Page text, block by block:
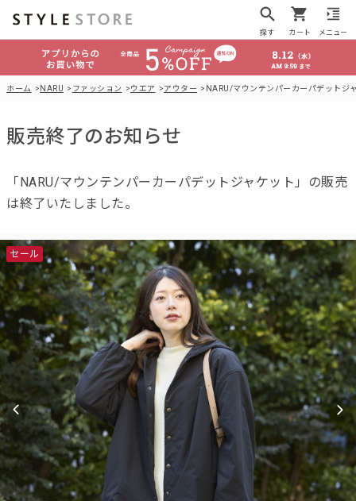
探す カート メニュー
ホーム NARU ファッション ウエア アウター NARU/マウンテンパーカーパデットジ
販売終了のお知らせ
「NARU/マウンテンパーカーパデットジャケット」の販売
は終了いたしました。
セール